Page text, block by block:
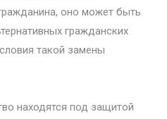
оно может быть
гражданских
такой замены
находятся под защитой